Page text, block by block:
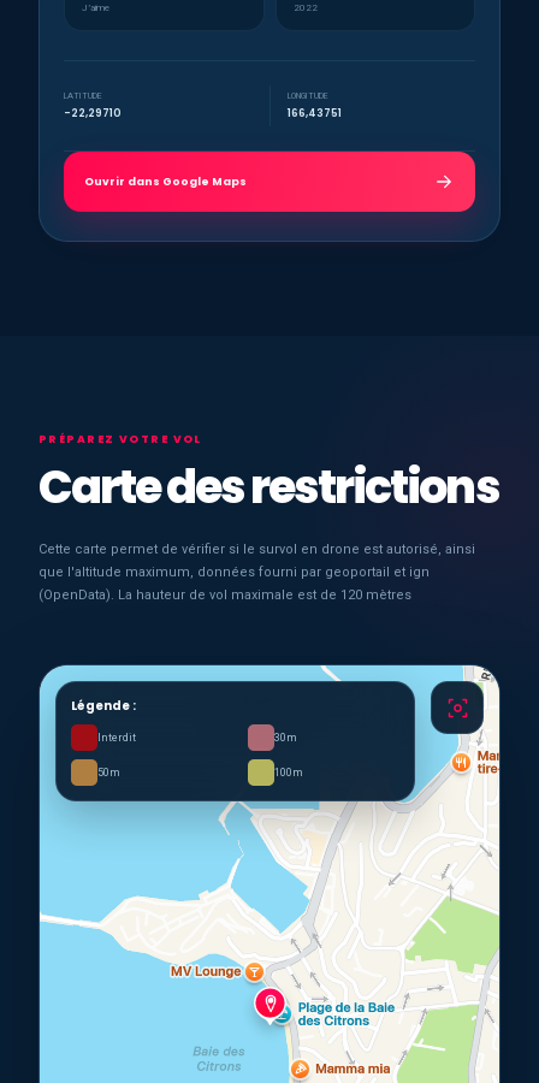
J’aime 2022
LATITUDE
-22,29710
LONGITUDE
166,43751
Ouvrir dans Google Maps
PRÉPAREZ VOTRE VOL
Carte des restrictions
Cette carte permet de vérifier si le survol en drone est autorisé, ainsi
que l'altitude maximum, données fourni par geoportail et ign
(OpenData). La hauteur de vol maximale est de 120 mètres
Légende :
Interdit 30m
50m 100m